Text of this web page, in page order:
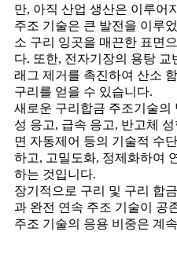
만, 아직 산업 생산은 이루어
주조 기술은 큰 발전을 이루
소 구리 잉곳을 매끈한 표면
다. 또한, 전자기장의 용탕
래그 제거를 촉진하여 산소
구리를 얻을 수 있습니다.
새로운 구리합금 주조기술의
성 응고, 급속 응고, 반고체
면 자동제어 등의 기술적 수
하고, 고밀도화, 정제화하여
하는 것입니다.
장기적으로 구리 및 구리 합
과 완전 연속 주조 기술이 공
주조 기술의 응용 비중은 계